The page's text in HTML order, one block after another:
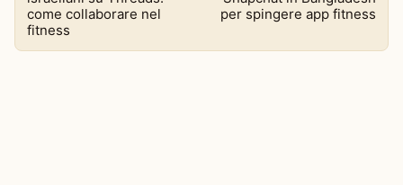
come collaborare nel
fitness
per spingere app fitness